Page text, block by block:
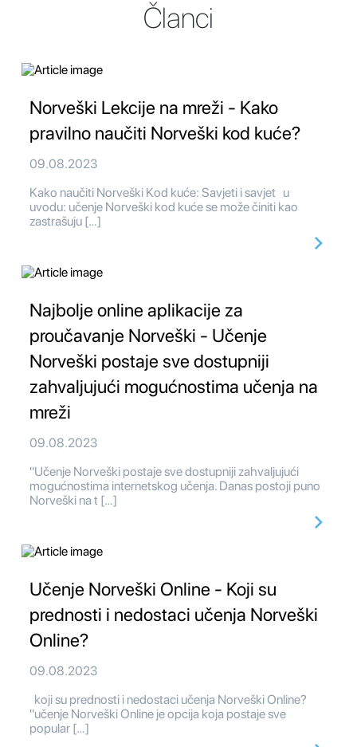
Članci
Norveški Lekcije na mreži - Kako
pravilno naučiti Norveški kod kuće?
09.08.2023
Kako naučiti Norveški Kod kuće: Savjeti i savjet u
uvodu: učenje Norveški kod kuće se može činiti kao
zastrašuju […]
Najbolje online aplikacije za
proučavanje Norveški - Učenje
Norveški postaje sve dostupniji
zahvaljujući mogućnostima učenja na
mreži
09.08.2023
"Učenje Norveški postaje sve dostupniji zahvaljujući
mogućnostima internetskog učenja. Danas postoji puno
Norveški na t […]
Učenje Norveški Online - Koji su
prednosti i nedostaci učenja Norveški
Online?
09.08.2023
koji su prednosti i nedostaci učenja Norveški Online?
"učenje Norveški Online je opcija koja postaje sve
popular […]